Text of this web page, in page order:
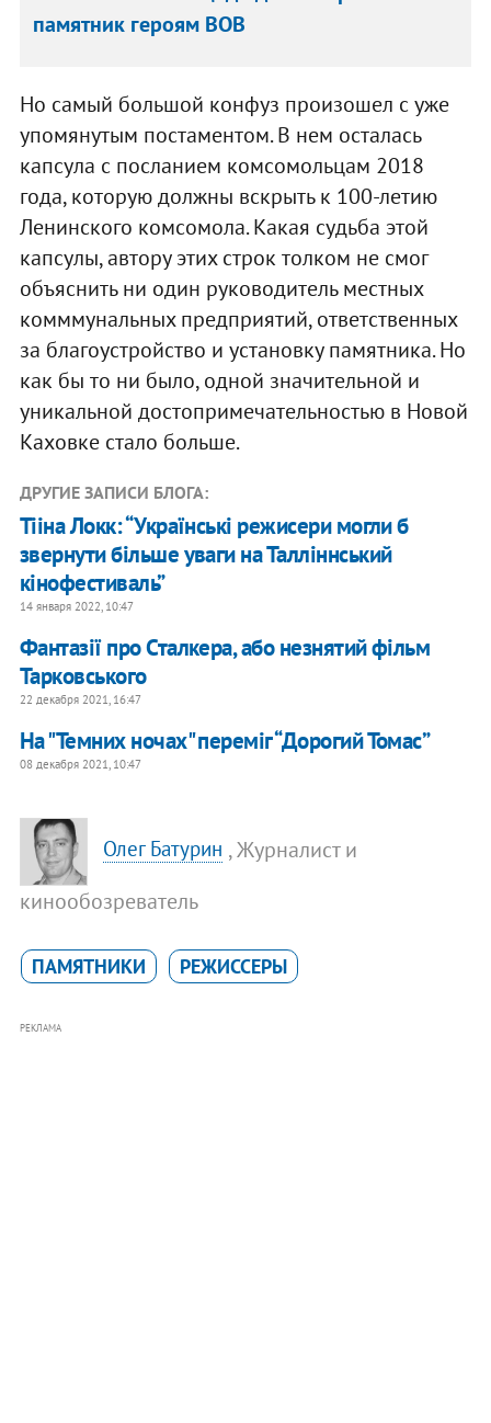
памятник героям ВОВ
Но самый большой конфуз произошел с уже
упомянутым постаментом. В нем осталась
капсула с посланием комсомольцам 2018
года, которую должны вскрыть к 100-летию
Ленинского комсомола. Какая судьба этой
капсулы, автору этих строк толком не смог
объяснить ни один руководитель местных
комммунальных предприятий, ответственных
за благоустройство и установку памятника. Но
как бы то ни было, одной значительной и
уникальной достопримечательностью в Новой
Каховке стало больше.
ДРУГИЕ ЗАПИСИ БЛОГА:
Тііна Локк: “Українські режисери могли б
звернути більше уваги на Талліннський
кінофестиваль”
14 января 2022, 10:47
Фантазії про Сталкера, або незнятий фільм
Тарковського
22 декабря 2021, 16:47
На "Темних ночах" переміг “Дорогий Томас”
08 декабря 2021, 10:47
Олег Батурин , Журналист и
кинообозреватель
ПАМЯТНИКИ РЕЖИССЕРЫ
РЕКЛАМА